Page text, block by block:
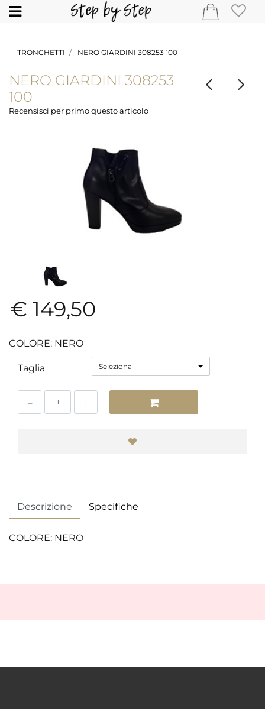
Open
TRONCHETTI NERO GIARDINI 308253 100
NERO GIARDINI 308253
100
Recensisci per primo questo articolo
€ 149,50
COLORE: NERO
Taglia Seleziona
Descrizione Specifiche
COLORE: NERO